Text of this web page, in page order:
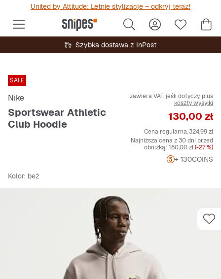
United by Attitude: Letnie stylizacje – odkryj teraz!
Szybka dostawa z InPost
SALE
Nike
Sportswear Athletic
Club Hoodie
zawiera VAT, jeśli dotyczy, plus
koszty wysyłki
Cena
130,00 zł
Cena regularna:324,99 zł
Najniższa cena z 30 dni przed
obniżką: 180,00 zł(-27 %)
+ 130COINS
Kolor: beż